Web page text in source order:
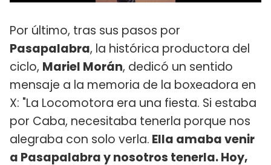
Por último, tras sus pasos por
Pasapalabra, la histórica productora del
ciclo, Mariel Morán, dedicó un sentido
mensaje a la memoria de la boxeadora en
X: "La Locomotora era una fiesta. Si estaba
por Caba, necesitaba tenerla porque nos
alegraba con solo verla. Ella amaba venir
a Pasapalabra y nosotros tenerla. Hoy,